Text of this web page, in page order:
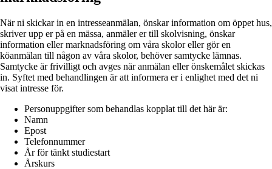
När ni skickar in en intresseanmälan, önskar information om öppet hus,
skriver upp er på en mässa, anmäler er till skolvisning, önskar
information eller marknadsföring om våra skolor eller gör en
köanmälan till någon av våra skolor, behöver samtycke lämnas.
Samtycke är frivilligt och avges när anmälan eller önskemålet skickas
in. Syftet med behandlingen är att informera er i enlighet med det ni
visat intresse för.
Personuppgifter som behandlas kopplat till det här är:
Namn
Epost
Telefonnummer
År för tänkt studiestart
Årskurs